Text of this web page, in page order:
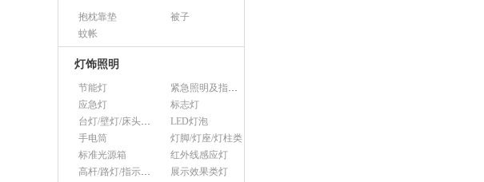
抱枕靠垫
被子
蚊帐
灯饰照明
节能灯
紧急照明及指示灯
应急灯
标志灯
台灯/壁灯/床头灯/落地灯
LED灯泡
手电筒
灯脚/灯座/灯柱类
标准光源箱
红外线感应灯
高杆/路灯/指示灯类
展示效果类灯